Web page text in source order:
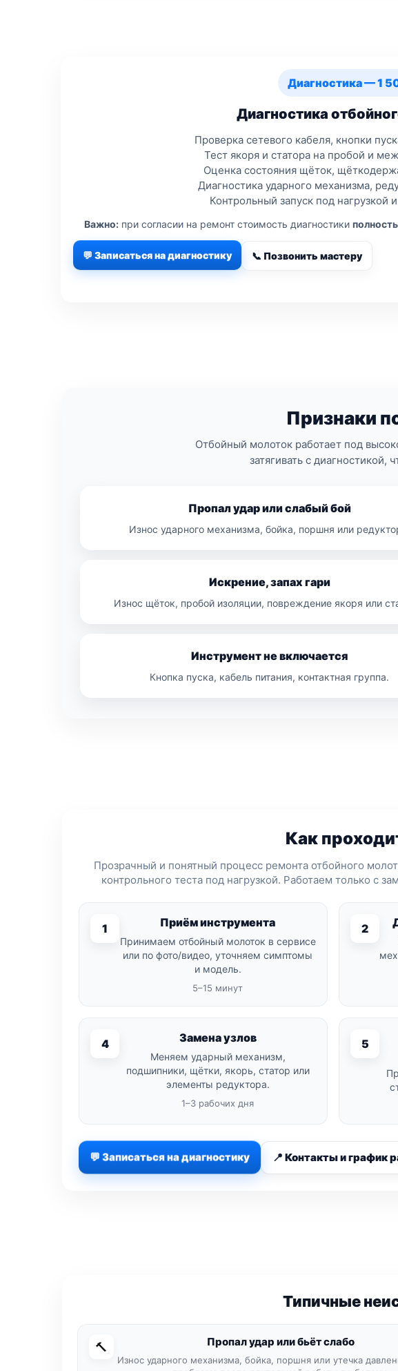
Диагностика — 1
Диагностика
Проверка сетевого кабеля, кнопки
Тест якоря и статора на пробой и
Оценка состояния щёток,
Диагностика ударного механизма,
Контрольный запуск под нагрузкой
Важно: при согласии на ремонт стоимость диагностики
💬 Записаться на диагностику 📞 Позвонить мастеру
Признаки
Отбойный молоток работает под
затягивать с диагностикой,
Пропал удар или слабый бой
Износ ударного механизма, бойка, поршня или
Искрение, запах гари
Износ щёток, пробой изоляции, повреждение якоря или
Инструмент не включается
Кнопка пуска, кабель питания, контактная группа.
Как
Прозрачный и понятный процесс ремонта отбойного
контрольного теста под нагрузкой. Работаем только с
1 Приём инструмента
Принимаем отбойный молоток в сервисе
или по фото/видео, уточняем симптомы
и модель.
5–15 минут
2
4 Замена узлов
Меняем ударный механизм,
подшипники, щётки, якорь, статор или
элементы редуктора.
1–3 рабочих дня
5
💬 Записаться на диагностику 📍 Контакты и график
Типичные
🔨 Пропал удар или бьёт слабо
Износ ударного механизма, бойка, поршня или утечка